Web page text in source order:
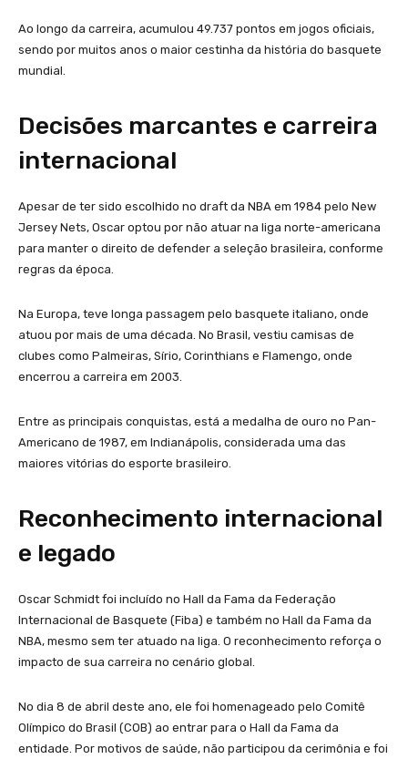
Ao longo da carreira, acumulou 49.737 pontos em jogos oficiais,
sendo por muitos anos o maior cestinha da história do basquete
mundial.
Decisões marcantes e carreira
internacional
Apesar de ter sido escolhido no draft da NBA em 1984 pelo New
Jersey Nets, Oscar optou por não atuar na liga norte-americana
para manter o direito de defender a seleção brasileira, conforme
regras da época.
Na Europa, teve longa passagem pelo basquete italiano, onde
atuou por mais de uma década. No Brasil, vestiu camisas de
clubes como Palmeiras, Sírio, Corinthians e Flamengo, onde
encerrou a carreira em 2003.
Entre as principais conquistas, está a medalha de ouro no Pan-
Americano de 1987, em Indianápolis, considerada uma das
maiores vitórias do esporte brasileiro.
Reconhecimento internacional
e legado
Oscar Schmidt foi incluído no Hall da Fama da Federação
Internacional de Basquete (Fiba) e também no Hall da Fama da
NBA, mesmo sem ter atuado na liga. O reconhecimento reforça o
impacto de sua carreira no cenário global.
No dia 8 de abril deste ano, ele foi homenageado pelo Comitê
Olímpico do Brasil (COB) ao entrar para o Hall da Fama da
entidade. Por motivos de saúde, não participou da cerimônia e foi